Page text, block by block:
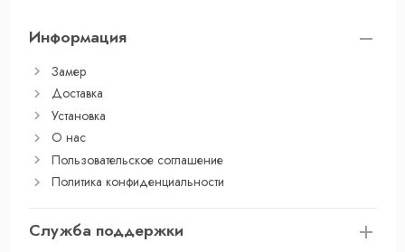
Информация
Замер
Доставка
Установка
О нас
Пользовательское соглашение
Политика конфиденциальности
Служба поддержки